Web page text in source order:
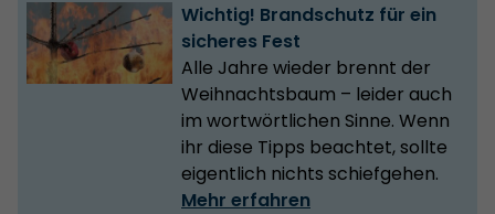
Wichtig! Brandschutz für ein
sicheres Fest
Alle Jahre wieder brennt der
Weihnachtsbaum – leider auch
im wortwörtlichen Sinne. Wenn
ihr diese Tipps beachtet, sollte
eigentlich nichts schiefgehen.
Mehr erfahren